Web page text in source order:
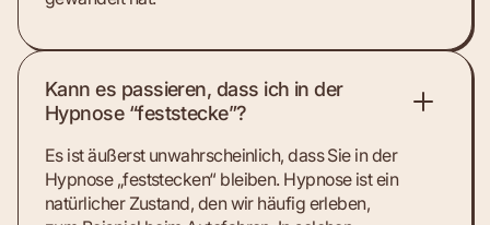
Kann es passieren, dass ich in der
Hypnose “feststecke”?
Es ist äußerst unwahrscheinlich, dass Sie in der
Hypnose „feststecken“ bleiben. Hypnose ist ein
natürlicher Zustand, den wir häufig erleben,